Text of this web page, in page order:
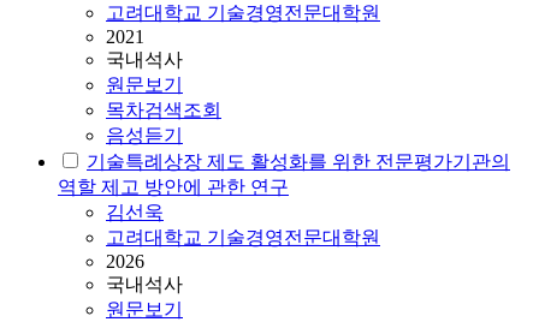
고려대학교 기술경영전문대학원
2021
국내석사
원문보기
목차검색조회
음성듣기
기술특례상장 제도 활성화를 위한 전문평가기관의
역할 제고 방안에 관한 연구
김선욱
고려대학교 기술경영전문대학원
2026
국내석사
원문보기